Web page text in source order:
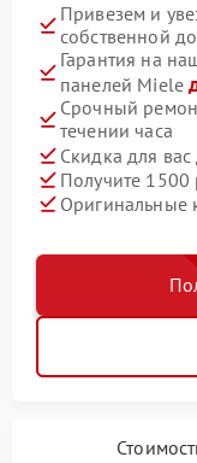
Привезем и
собственной
Гарантия на
панелей Miele
Срочный
течении часа
Скидка для вас
Получите 1500
Оригинальные